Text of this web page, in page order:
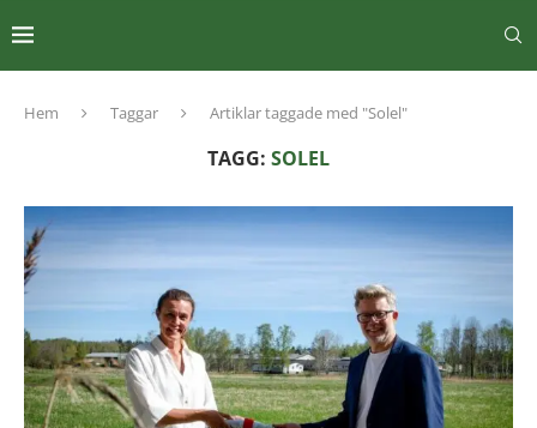
Hem Taggar Artiklar taggade med "Solel"
TAGG: SOLEL